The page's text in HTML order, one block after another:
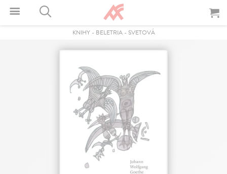
KNIHY- BELETRIA- SVETOVÁ